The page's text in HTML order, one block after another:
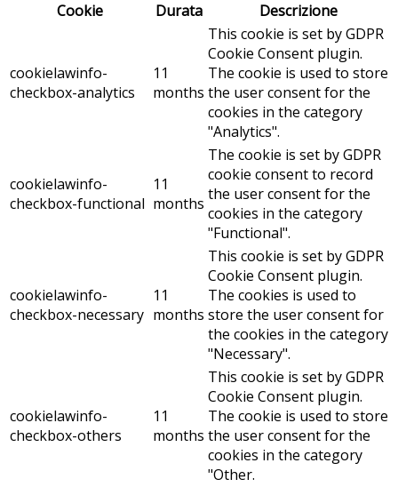
Cookie
Durata Descrizione
cookielawinfo-
checkbox-analytics
11
months
This cookie is set by GDPR
Cookie Consent plugin.
The cookie is used to store
the user consent for the
cookies in the category
"Analytics".
cookielawinfo-
checkbox-functional
11
months
The cookie is set by GDPR
cookie consent to record
the user consent for the
cookies in the category
"Functional".
cookielawinfo-
checkbox-necessary
11
months
This cookie is set by GDPR
Cookie Consent plugin.
The cookies is used to
store the user consent for
the cookies in the category
"Necessary".
cookielawinfo-
checkbox-others
11
months
This cookie is set by GDPR
Cookie Consent plugin.
The cookie is used to store
the user consent for the
cookies in the category
"Other.